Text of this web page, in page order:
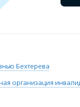
Бехтерева
организация